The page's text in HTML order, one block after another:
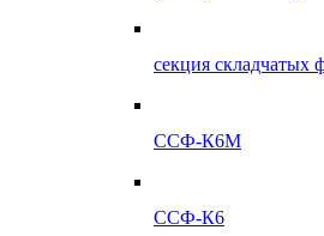
секция складчатых
ССФ-К6М
ССФ-К6